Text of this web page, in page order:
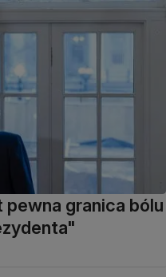
pewna granica bólu